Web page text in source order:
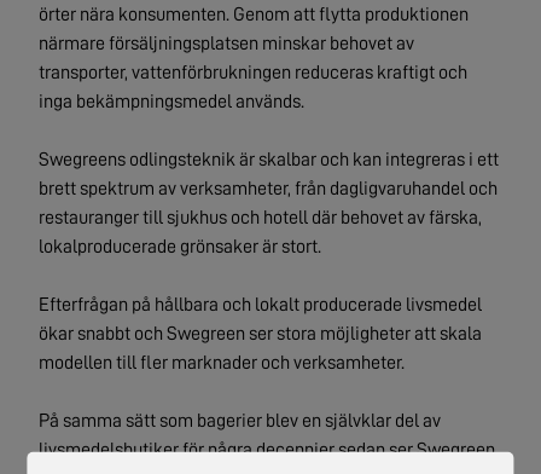
örter nära konsumenten. Genom att flytta produktionen
närmare försäljningsplatsen minskar behovet av
transporter, vattenförbrukningen reduceras kraftigt och
inga bekämpningsmedel används.
Swegreens odlingsteknik är skalbar och kan integreras i ett
brett spektrum av verksamheter, från dagligvaruhandel och
restauranger till sjukhus och hotell där behovet av färska,
lokalproducerade grönsaker är stort.
Efterfrågan på hållbara och lokalt producerade livsmedel
ökar snabbt och Swegreen ser stora möjligheter att skala
modellen till fler marknader och verksamheter.
På samma sätt som bagerier blev en självklar del av
livsmedelsbutiker för några decennier sedan ser Swegreen